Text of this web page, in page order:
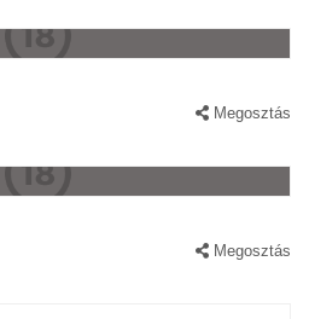
Megosztás
Megosztás